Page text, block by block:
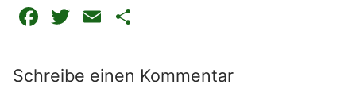
Facebook
Twitter
Email
Schreibe einen Kommentar